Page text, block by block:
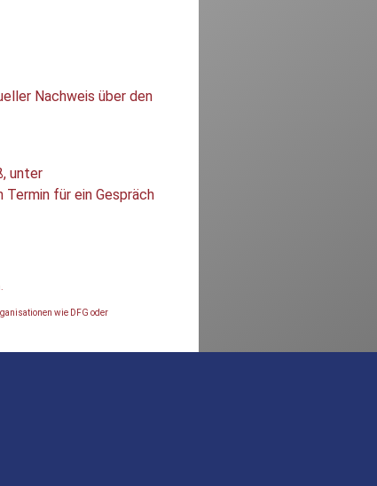
Nachweis über den
unter
Termin für ein Gespräch
wie DFG oder